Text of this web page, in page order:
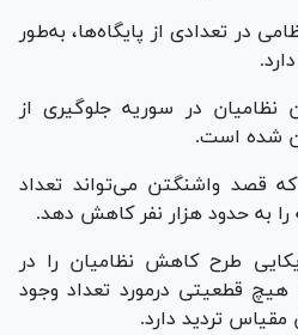
حدود ۲ هزار نظامی در تعدادی از پایگاه‌ها، به‌طور
در سوریه جلوگیری از
شده است.
قصد واشنگتن می‌تواند تعداد
را به حدود هزار نفر کاهش دهد.
طرح کاهش نظامیان را در
هیچ قطعیتی درمورد تعداد وجود
تردید دارد.